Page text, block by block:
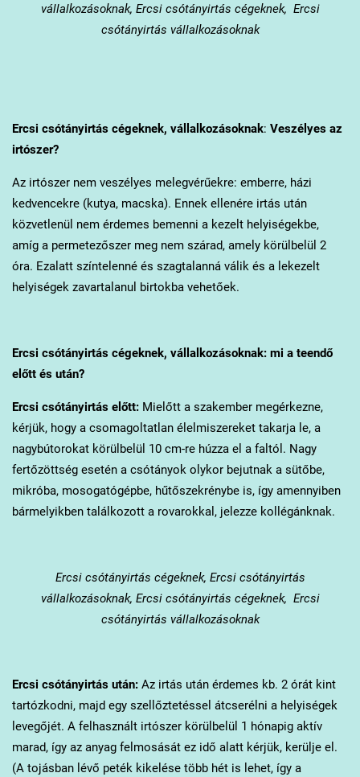
vállalkozásoknak, Ercsi csótányirtás cégeknek, Ercsi
csótányirtás vállalkozásoknak
Ercsi csótányirtás cégeknek, vállalkozásoknak: Veszélyes az
irtószer?
Az irtószer nem veszélyes melegvérűekre: emberre, házi
kedvencekre (kutya, macska). Ennek ellenére irtás után
közvetlenül nem érdemes bemenni a kezelt helyiségekbe,
amíg a permetezőszer meg nem szárad, amely körülbelül 2
óra. Ezalatt színtelenné és szagtalanná válik és a lekezelt
helyiségek zavartalanul birtokba vehetőek.
Ercsi csótányirtás cégeknek, vállalkozásoknak: mi a teendő
előtt és után?
Ercsi csótányirtás előtt:Mielőtt a szakember megérkezne,
kérjük, hogy a csomagoltatlan élelmiszereket takarja le, a
nagybútorokat körülbelül 10 cm-re húzza el a faltól. Nagy
fertőzöttség esetén a csótányok olykor bejutnak a sütőbe,
mikróba, mosogatógépbe, hűtőszekrénybe is, így amennyiben
bármelyikben találkozott a rovarokkal, jelezze kollégánknak.
Ercsicsótányirtás cégeknek, Ercsi csótányirtás
vállalkozásoknak, Ercsi csótányirtás cégeknek, Ercsi
csótányirtás vállalkozásoknak
Ercsi csótányirtás után:Az irtás után érdemes kb. 2 órát kint
tartózkodni, majd egy szellőztetéssel átcserélni a helyiségek
levegőjét. A felhasznált irtószer körülbelül 1 hónapig aktív
marad, így az anyag felmosását ez idő alatt kérjük, kerülje el.
(A tojásban lévő peték kikelése több hét is lehet, így a